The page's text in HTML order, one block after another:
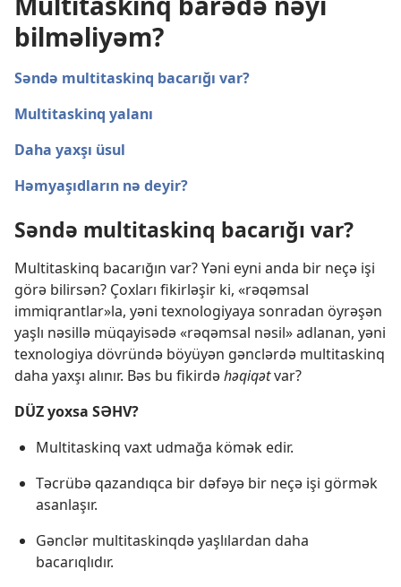
bilməliyəm?
Səndə multitaskinq bacarığı var?
Multitaskinq yalanı
Daha yaxşı üsul
Həmyaşıdların nə deyir?
Səndə multitaskinq bacarığı var?
Multitaskinq bacarığın var? Yəni eyni anda bir neçə işi
görə bilirsən? Çoxları fikirləşir ki, «rəqəmsal
immiqrantlar»la, yəni texnologiyaya sonradan öyrəşən
yaşlı nəsillə müqayisədə «rəqəmsal nəsil» adlanan, yəni
texnologiya dövründə böyüyən gənclərdə multitaskinq
daha yaxşı alınır. Bəs bu fikirdəhəqiqətvar?
DÜZ yoxsa SƏHV?
Multitaskinq vaxt udmağa kömək edir.
Təcrübə qazandıqca bir dəfəyə bir neçə işi görmək
asanlaşır.
Gənclər multitaskinqdə yaşlılardan daha
bacarıqlıdır.